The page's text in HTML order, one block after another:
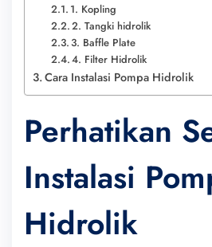
1. Kopling
2. Tangki hidrolik
3. Baffle Plate
4. Filter Hidrolik
Cara Instalasi Pompa Hidrolik
Perhatikan
Instalasi
Hidrolik